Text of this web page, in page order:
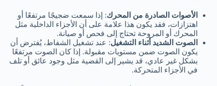
الأصوات الصادرة من المحرك: إذا سمعت ضجيجًا مرتفعًا أو
اهتزازات، فقد يكون هذا علامة على أن الأجزاء الداخلية مثل
المحرك أو المروحة تحتاج إلى فحص أو صيانة.
الصوت الشديد أثناء التشغيل: عند تشغيل الشفاط، يُفترض أن
يكون الصوت ضمن مستويات مقبولة. إذا كان الصوت مرتفعًا
بشكل غير عادي، قد يشير إلى القضية مثل وجود عائق أو تلف
في الأجزاء المتحركة.